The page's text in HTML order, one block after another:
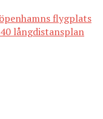
flygplats
långdistansplan